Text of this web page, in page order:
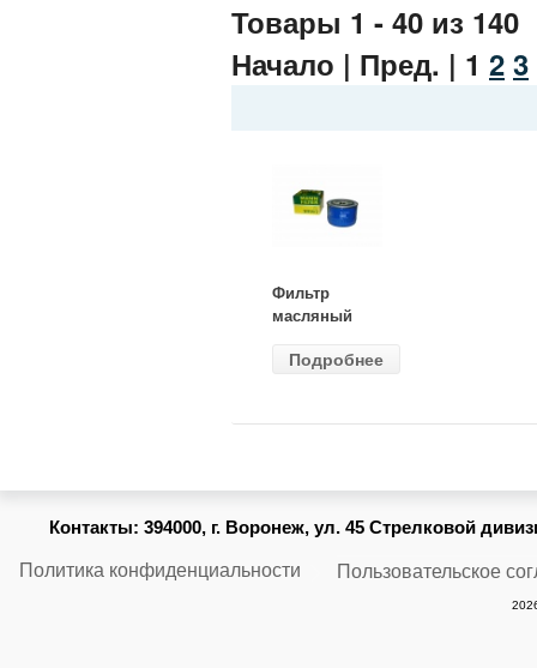
Товары 1 - 40 из 140
Начало | Пред. | 1 2 3
Фильтр
масляный
(MANN) W
Подробнее
Контакты: 394000, г. Воронеж, ул. 45 Стрелковой
Политика конфиденциальности Пользовательское